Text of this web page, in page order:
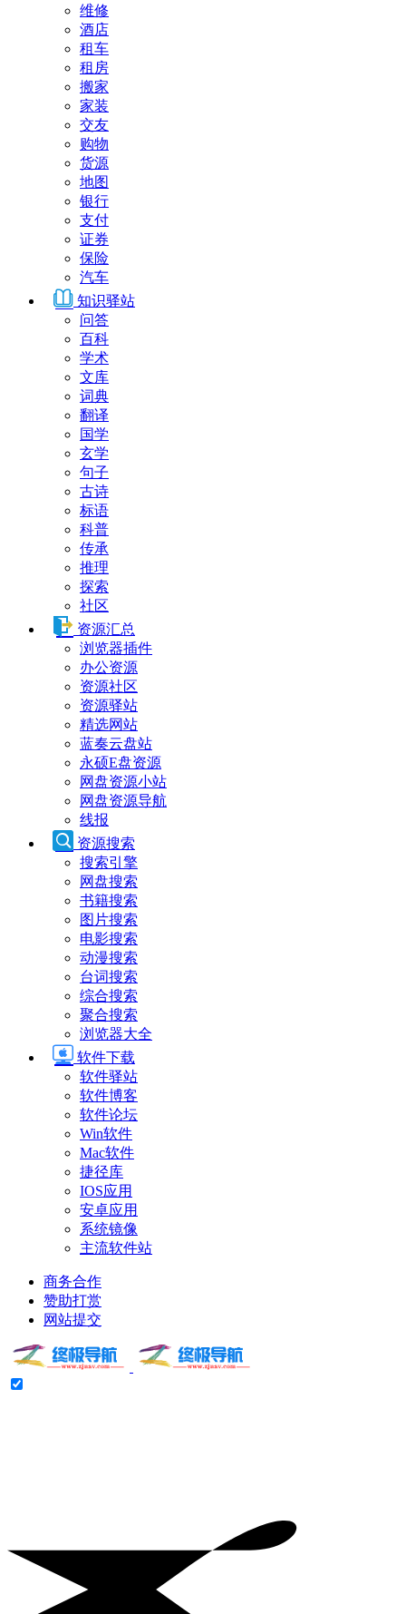
维修
酒店
租车
租房
搬家
家装
交友
购物
货源
地图
银行
支付
证券
保险
汽车
知识驿站
问答
百科
学术
文库
词典
翻译
国学
玄学
句子
古诗
标语
科普
传承
推理
探索
社区
资源汇总
浏览器插件
办公资源
资源社区
资源驿站
精选网站
蓝奏云盘站
永硕E盘资源
网盘资源小站
网盘资源导航
线报
资源搜索
搜索引擎
网盘搜索
书籍搜索
图片搜索
电影搜索
动漫搜索
台词搜索
综合搜索
聚合搜索
浏览器大全
软件下载
软件驿站
软件博客
软件论坛
Win软件
Mac软件
捷径库
IOS应用
安卓应用
系统镜像
主流软件站
商务合作
赞助打赏
网站提交